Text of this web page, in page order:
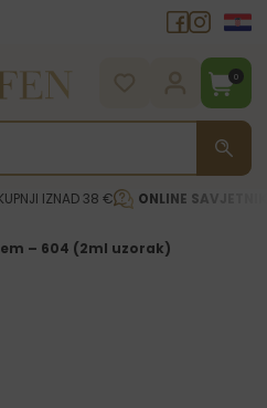
0
IZNAD 38 € ONLINE
– 604 (2ml uzorak)